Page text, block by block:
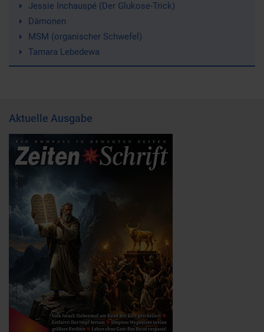
Jessie Inchauspé (Der Glukose-Trick)
Dämonen
MSM (organischer Schwefel)
Tamara Lebedewa
Aktuelle Ausgabe